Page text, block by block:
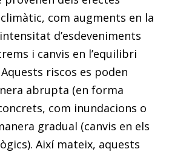
com augments en la
d’esdeveniments
i canvis en l’equilibri
Aquests riscos es poden
abrupta (en forma
com inundacions o
gradual (canvis en els
Així mateix, aquests